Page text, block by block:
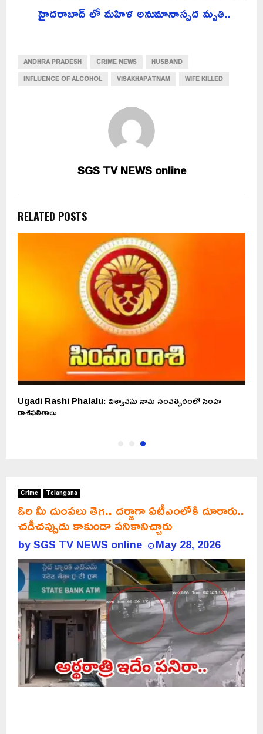
హైదరాబాద్ లో మహిళ అనుమానాస్పద మృతి..
ANDHRA PRADESH CRIME NEWS
HUSBAND
INFLUENCE OF ALCOHOL
VISAKHAPATNAM WIFE KILLED
SGS TV NEWS online
RELATED POSTS
Ugadi Rashi Phalalu: విశ్వావసు నామ సంవత్సరంలో సింహ
రాశిఫలితాలు
Crime Telangana
ఓరి మీ దుంపలు తెగ.. దర్జాగా ఏటీఎంలోకి దూరారు..
చడీచప్పుడు కాకుండా పనికానిచ్చారు
bySGS TV NEWS online May 28, 2026